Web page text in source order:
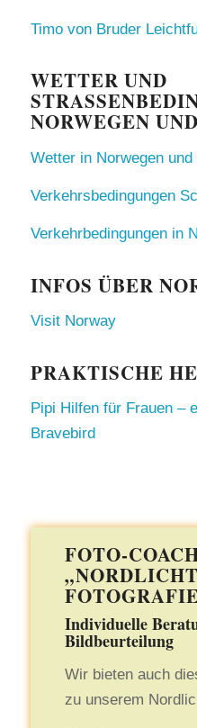
Timo von Bruder
WETTER UND
ORWEGEN UND
Wetter in Norwegen und
Verkehrsbedingungen
Verkehrbedingungen in
INFOS ÜBER
Visit Norway
PRAKTISCHE
Pipi Hilfen für Frauen –
Bravebird
FOTO-
Individuelle
Bildbeurteilung
Wir bieten auch
zu unserem